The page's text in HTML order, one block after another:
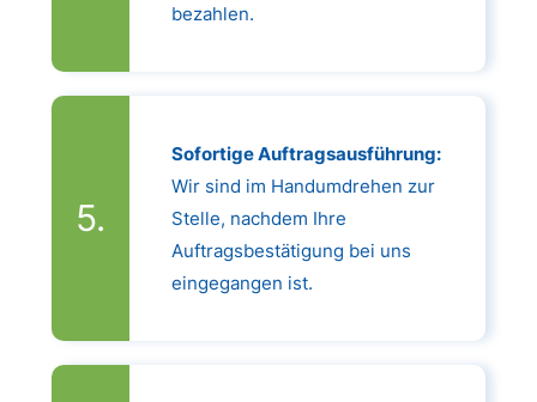
bezahlen.
Sofortige Auftragsausführung:
Wir sind im Handumdrehen zur
Stelle, nachdem Ihre
Auftragsbestätigung bei uns
eingegangen ist.